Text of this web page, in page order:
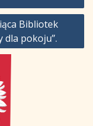
Bibliotek
dla pokoju”.